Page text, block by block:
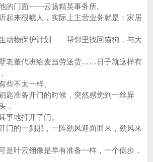
的门面——云扬精英事务所。
来很唬人，实际上主营业务就是：家居
动物保护计划——帮邻里找回猫狗，与大
老董代班给麦当劳送货……日子就这样有
些不太一样。
准备开门的时候，突然感觉到一丝异
，
事地打开了门。
的一刹那，一阵劲风迎面而来，劲风来
是叶云翎像是早有准备一样，一个侧步，